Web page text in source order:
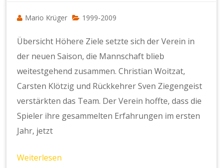
Mario Krüger 1999-2009
Übersicht Höhere Ziele setzte sich der Verein in
der neuen Saison, die Mannschaft blieb
weitestgehend zusammen. Christian Woitzat,
Carsten Klötzig und Rückkehrer Sven Ziegengeist
verstärkten das Team. Der Verein hoffte, dass die
Spieler ihre gesammelten Erfahrungen im ersten
Jahr, jetzt
Weiterlesen